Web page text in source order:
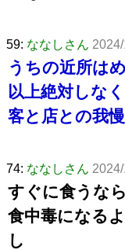
59: ななしさん
うちの近所は
以上絶対しな
客と店との我
74: ななしさん
すぐに食うな
食中毒になる
し